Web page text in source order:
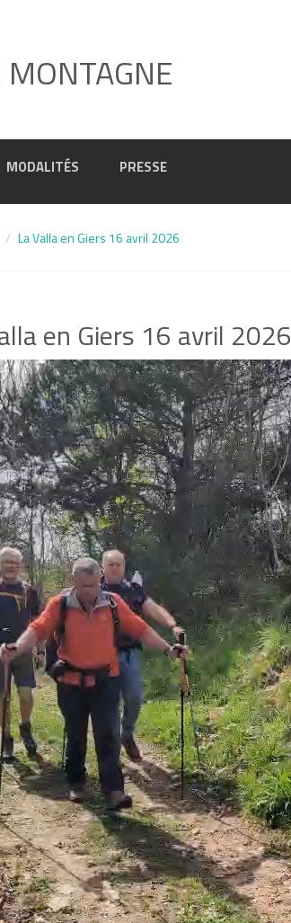
MODALITÉS PRESSE
La Valla en Giers 16 avril 2026
en Giers 16 avril 2026